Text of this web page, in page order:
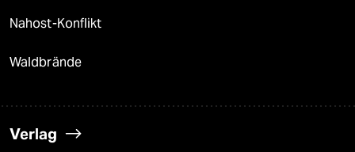
Nahost-Konflikt
Waldbrände
Verlag